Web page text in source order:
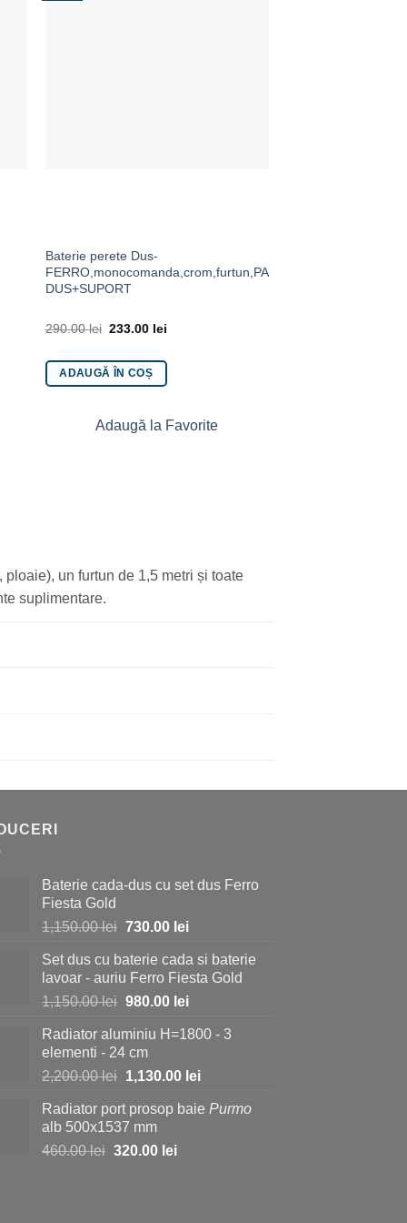
Baterie perete Dus-
FERRO,monocomanda,crom,furtun,PARA
DUS+SUPORT
290.00lei 233.00 lei
ADAUGĂ ÎN COȘ
Adaugă la Favorite
un furtun de 1,5 metri și toate
suplimentare.
Baterie cada-dus cu set dus Ferro
Fiesta Gold
1,150.00lei Prețul
a
fost:
1,150.00 lei.
730.00 leiPrețul
este:
730.00 lei.
Set dus cu baterie cada si baterie
lavoar - auriu Ferro Fiesta Gold
1,150.00lei Prețul
a
fost:
1,150.00 lei.
980.00 leiPrețul
este:
Radiator aluminiu H=1800 - 3
elementi - 24 cm
2,200.00lei Prețul
a
fost:
2,200.00 lei.
1,130.00 leiPrețul
este:
Radiator port prosop baie Purmo
alb 500x1537 mm
460.00lei Prețul
320.00 leiPrețul